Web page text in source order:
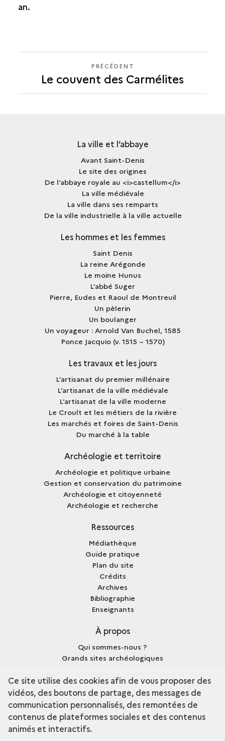
an.
PRÉCÉDENT
PRÉCÉDENT
Le couvent des Carmélites
La ville et l’abbaye
Avant Saint-Denis
Le site des origines
De l’abbaye royale au <i>castellum</i>
La ville médiévale
La ville dans ses remparts
De la ville industrielle à la ville actuelle
Les hommes et les femmes
Saint Denis
La reine Arégonde
Le moine Hunus
L’abbé Suger
Pierre, Eudes et Raoul de Montreuil
Un pèlerin
Un boulanger
Un voyageur : Arnold Van Buchel, 1585
Ponce Jacquio (v. 1515 – 1570)
Les travaux et les jours
L’artisanat du premier millénaire
L’artisanat de la ville médiévale
L’artisanat de la ville moderne
Le Croult et les métiers de la rivière
Les marchés et foires de Saint-Denis
Du marché à la table
Archéologie et territoire
Archéologie et politique urbaine
Gestion et conservation du patrimoine
Archéologie et citoyenneté
Archéologie et recherche
Ressources
Médiathèque
Guide pratique
Plan du site
Crédits
Archives
Bibliographie
Enseignants
À propos
Qui sommes-nous ?
Grands sites archéologiques
Découvrir la collection
Ce site utilise des cookies afin de vous proposer des
vidéos, des boutons de partage, des messages de
communication personnalisés, des remontées de
contenus de plateformes sociales et des contenus
animés et interactifs.